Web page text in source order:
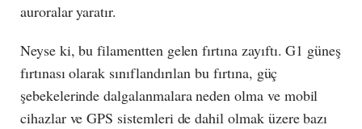
auroralar yaratır.
Neyse ki, bu filamentten gelen fırtına zayıftı. G1 güneş
fırtınası olarak sınıflandırılan bu fırtına, güç
şebekelerinde dalgalanmalara neden olma ve mobil
cihazlar ve GPS sistemleri de dahil olmak üzere bazı